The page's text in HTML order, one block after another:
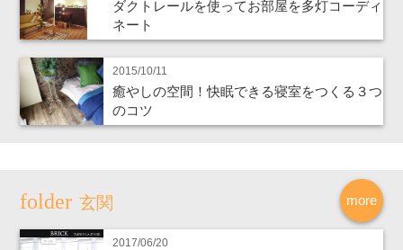
ダクトレールを使ってお部屋を多灯コーディ
ネート
2015/10/11
癒やしの空間！快眠できる寝室をつくる３つ
のコツ
more
玄関
2017/06/20